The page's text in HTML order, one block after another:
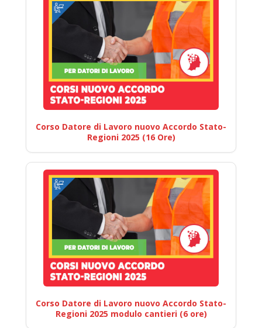
Corso Datore di Lavoro nuovo Accordo Stato-
Regioni 2025 (16 Ore)
Corso Datore di Lavoro nuovo Accordo Stato-
Regioni 2025 modulo cantieri (6 ore)